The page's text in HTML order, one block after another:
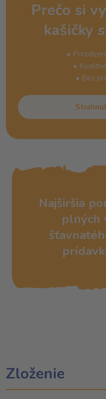
Prečo si
kašičky
•
•
• Bez
Najširšia
plných
Zloženie